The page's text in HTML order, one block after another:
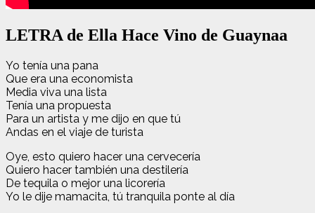
LETRA de Ella Hace Vino de Guaynaa
Yo tenía una pana
Que era una economista
Media viva una lista
Tenía una propuesta
Para un artista y me dijo en que tú
Andas en el viaje de turista
Oye, esto quiero hacer una cervecería
Quiero hacer también una destilería
De tequila o mejor una licorería
Yo le dije mamacita, tú tranquila ponte al día